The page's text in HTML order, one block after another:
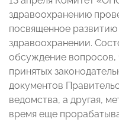
здравоохранению
посвященное
здравоохранении.
обсуждение вопросов,
принятых
документов
ведомства, а другая,
время еще